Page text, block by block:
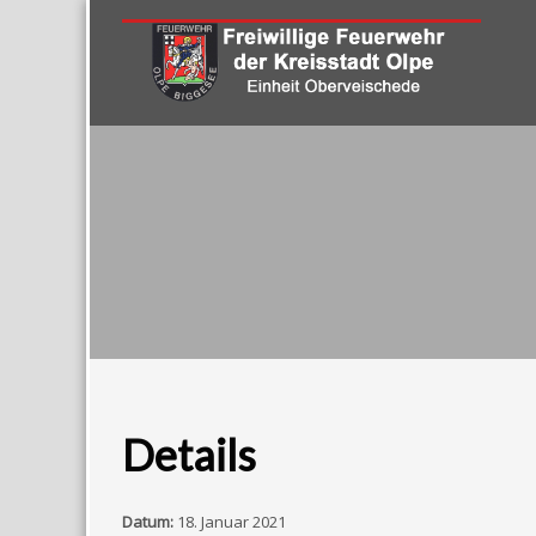
Details
Datum: 18. Januar 2021